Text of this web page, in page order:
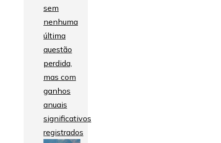
sem
nenhuma
última
questão
perdida,
mas com
ganhos
anuais
significativos
registrados